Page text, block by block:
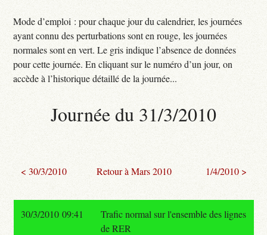
Mode d’emploi : pour chaque jour du calendrier, les journées
ayant connu des perturbations sont en rouge, les journées
normales sont en vert. Le gris indique l’absence de données
pour cette journée. En cliquant sur le numéro d’un jour, on
accède à l’historique détaillé de la journée...
Journée du 31/3/2010
< 30/3/2010 Retour à Mars 2010 1/4/2010 >
30/3/2010 09:41
Trafic normal sur l'ensemble des lignes
de RER